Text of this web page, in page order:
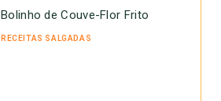
Bolinho de Couve-Flor Frito
RECEITAS SALGADAS